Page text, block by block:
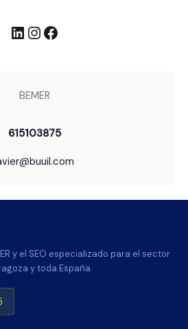
LinkedIn InstagramFacebook
BEMER
615103875
y el SEO especializado para el sector
y toda España.